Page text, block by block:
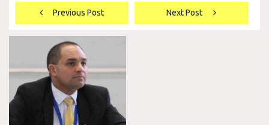
Navegación
de
entradas
Previous Post Next Post